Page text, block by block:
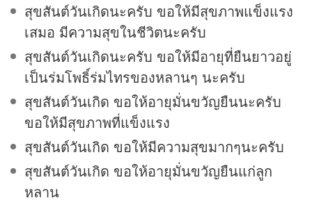
สุขสันต์วันเกิดนะครับ ขอให้มีสุขภาพแข็งแรง
เสมอ มีความสุขในชีวิตนะครับ
สุขสันต์วันเกิดนะครับ ขอให้มีอายุที่ยืนยาวอยู่
เป็นร่มโพธิ์ร่มไทรของหลานๆ นะครับ
สุขสันต์วันเกิด ขอให้อายุมั่นขวัญยืนนะครับ
ขอให้มีสุขภาพที่แข็งแรง
สุขสันต์วันเกิด ขอให้มีความสุขมากๆนะครับ
สุขสันต์วันเกิด ขอให้อายุมั่นขวัญยืนแก่ลูก
หลาน